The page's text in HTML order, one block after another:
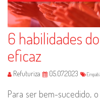
6 habilidades
eficaz
Refuturiza 05.07.2023
Para ser bem-sucedido,